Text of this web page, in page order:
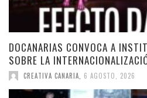
DOCANARIAS CONVOCA A
SOBRE LA
CREATIVA CANARIA 6 AGOSTO, 2026